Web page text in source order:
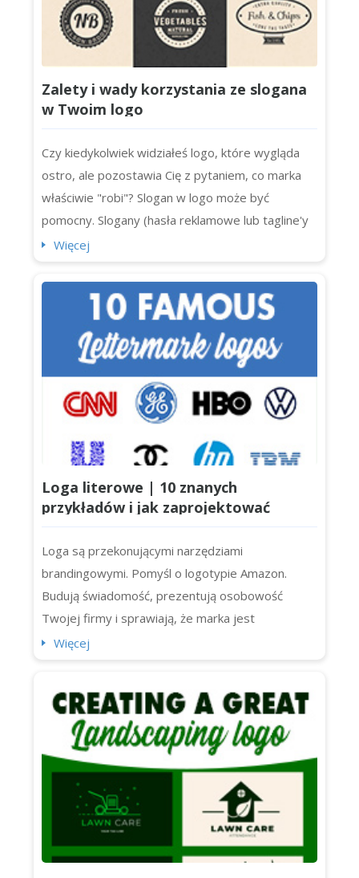
Zalety i wady korzystania ze slogana
w Twoim logo
Czy kiedykolwiek widziałeś logo, które wygląda
ostro, ale pozostawia Cię z pytaniem, co marka
właściwie "robi"? Slogan w logo może być
pomocny. Slogany (hasła reklamowe lub tagline'y
logo) dodają jasności, osobowości (i odrobinę
nie każde logo potrzebuje slogana. Czasami hasło
tylko miesza przekaz lub zatłacza projekt. Jeśli
tworzysz tożsamość mark...
Więcej
Loga literowe | 10 znanych
przykładów i jak zaprojektować
własne dla swojej firmy
Loga są przekonującymi narzędziami
brandingowymi. Pomyśl o logotypie Amazon.
Budują świadomość, prezentują osobowość
Twojej firmy i sprawiają, że marka jest
zapadająca w pamięć. Ale dzisiaj skupimy się na
rozpoznawalnych logotypach literowych na
świecie (w tym Chanel, IBM i NASA). Zaczynajmy.
Czym jest lo...
Więcej